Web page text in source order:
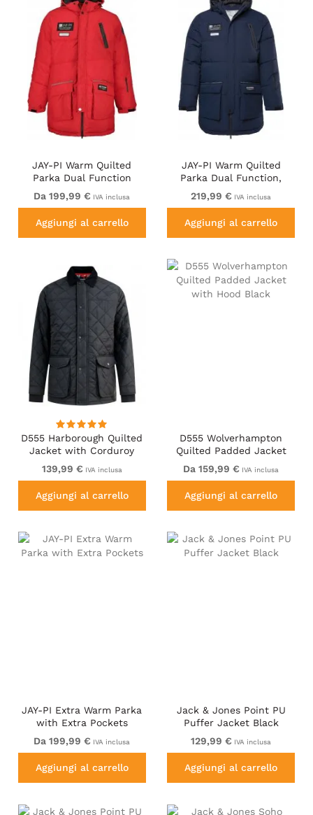
JAY-PI Warm Quilted
Parka Dual Function
Windproof and Water
Repellent Red
Da 199,99 € IVA inclusa
Aggiungi al carrello
JAY-PI Warm Quilted
Parka Dual Function,
Wind and Water Repellant
Navy
219,99 € IVA inclusa
Aggiungi al carrello
D555 Harborough Quilted
Jacket with Corduroy
Collar Black
139,99 € IVA inclusa
Aggiungi al carrello
D555 Wolverhampton
Quilted Padded Jacket
with Hood Black
Da 159,99 € IVA inclusa
Aggiungi al carrello
JAY-PI Extra Warm Parka
with Extra Pockets
Da 199,99 € IVA inclusa
Aggiungi al carrello
Jack & Jones Point PU
Puffer Jacket Black
129,99 € IVA inclusa
Aggiungi al carrello